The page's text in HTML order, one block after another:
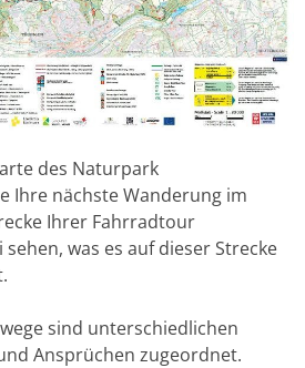
des Naturpark
Ihre nächste Wanderung im
Ihrer Fahrradtour
was es auf dieser Strecke
sind unterschiedlichen
Ansprüchen zugeordnet.